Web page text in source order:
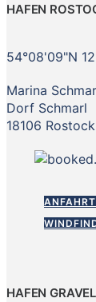
HAFEN
54°08'09"N
Marina
Dorf Schmarl
18106 Rostock
ANFAHRT
HAFEN